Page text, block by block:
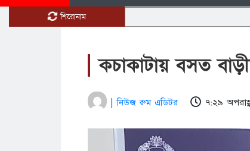
শিরোনাম
কচাকাটায় বসত
| নিউজ রুম এডিটর ৭:২৯